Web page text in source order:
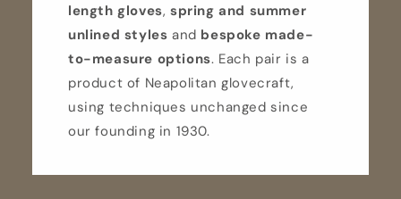
length gloves, spring and summer
unlined styles and bespoke made-
to-measure options. Each pair is a
product of Neapolitan glovecraft,
using techniques unchanged since
our founding in 1930.